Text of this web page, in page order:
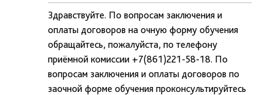
Здравствуйте. По вопросам заключения и
оплаты договоров на очную форму обучения
обращайтесь, пожалуйста, по телефону
приёмной комиссии +7(861)221-58-18. По
вопросам заключения и оплаты договоров по
заочной форме обучения проконсультируйтесь